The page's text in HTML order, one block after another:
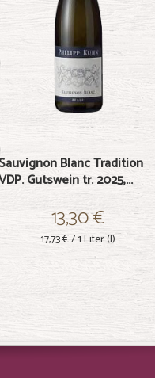
Blanc Tradition
Gutswein tr. 2025,...
13,30 €
17,73 €/ 1 Liter (l)